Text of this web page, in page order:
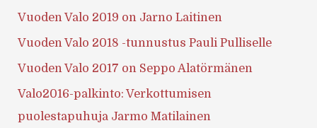
Vuoden Valo 2019 on Jarno Laitinen
Vuoden Valo 2018 -tunnustus Pauli Pulliselle
Vuoden Valo 2017 on Seppo Alatörmänen
Valo2016-palkinto: Verkottumisen
puolestapuhuja Jarmo Matilainen